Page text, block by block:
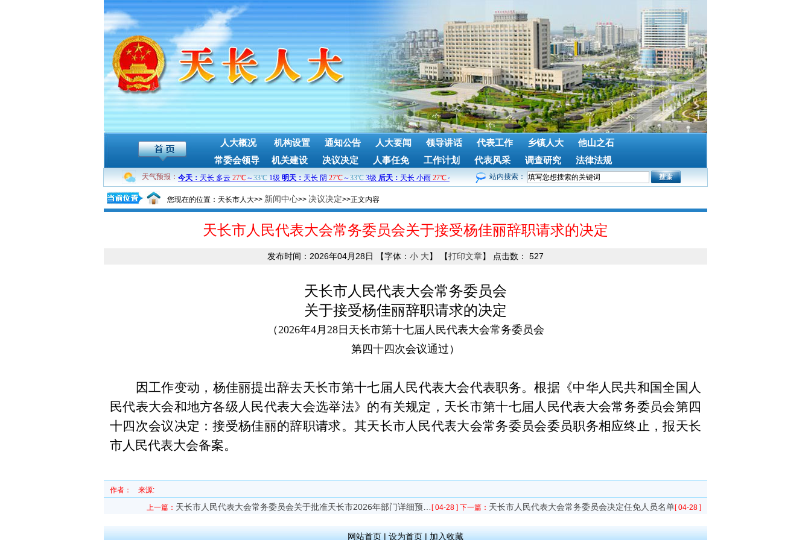
人大概况 机构设置 通知公告 人大要闻 领导讲话 代表工作 乡镇人大
他山之石
常委会领导
机关建设 决议决定 人事任免 工作计划 代表风采 调查研究 法律法规
天气预报： 站内搜索：
您现在的位置：天长市人大>> 新闻中心>> 决议决定>>正文内容
天长市人民代表大会常务委员会关于接受杨佳丽辞职请求的决定
发布时间：2026年04月28日 【字体： 小 大】 【打印文章】 点击数： 527
天长市人民代表大会常务委员会
关于接受杨佳丽辞职请求的决定
（2026年4月28日天长市第十七届人民代表大会常务委员会
第四十四次会议通过）
因工作变动 ， 杨佳丽提出辞去天长市第十七届人民代表大会代表职务。根据《中华人民共和国全国人
民代表大会和地方各级人民代表大会选举法》的有关规定，天长市第十七届人民代表大会常务委员会第四
十四次会议决定：接受杨佳丽的辞职请求。 其天长市人民代表大会常务委员会委员职务相应终止，报天长
市人民代表大会备案。
作者： 来源:
上一篇： 天长市人民代表大会常务委员会关于批准天长市2026年部门详细预… [ 04-28 ] 下一篇： 天长市人民代表大会常务委员会决定任免人员名单[ 04-28 ]
网站首页 | 设为首页 | 加入收藏